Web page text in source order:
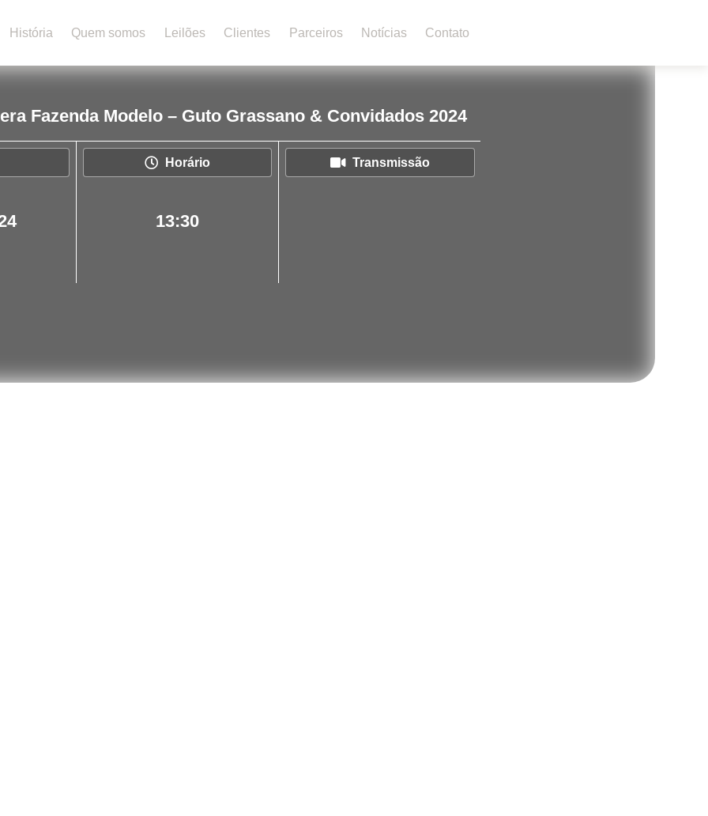
História Quem somos Leilões Clientes Parceiros Notícias Contato
Fazenda Modelo – Guto Grassano & Convidados 2024
Horário
13:30
Transmissão